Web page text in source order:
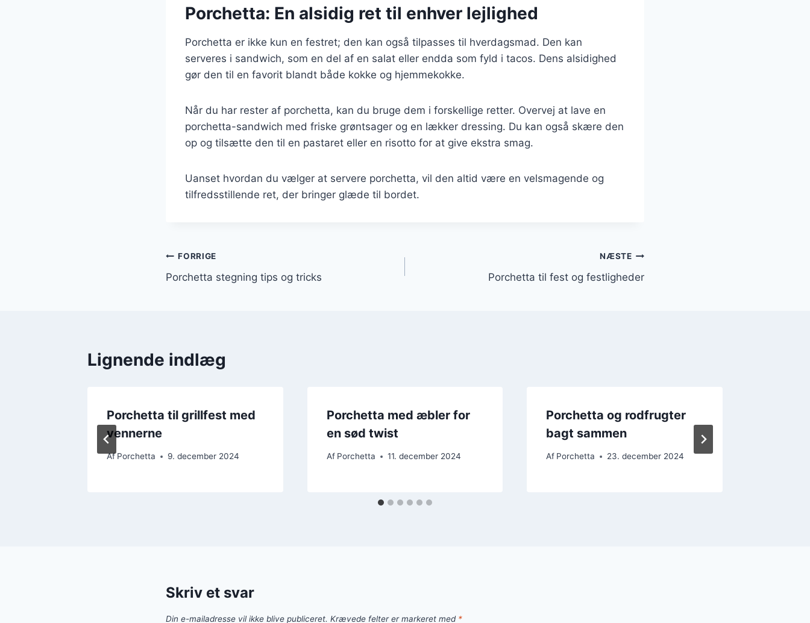
Porchetta: En alsidig ret til enhver lejlighed
Porchetta er ikke kun en festret; den kan også tilpasses til hverdagsmad. Den kan
serveres i sandwich, som en del af en salat eller endda som fyld i tacos. Dens alsidighed
gør den til en favorit blandt både kokke og hjemmekokke.
Når du har rester af porchetta, kan du bruge dem i forskellige retter. Overvej at lave en
porchetta-sandwich med friske grøntsager og en lækker dressing. Du kan også skære den
op og tilsætte den til en pastaret eller en risotto for at give ekstra smag.
Uanset hvordan du vælger at servere porchetta, vil den altid være en velsmagende og
tilfredsstillende ret, der bringer glæde til bordet.
Indlægsnavigation
FORRIGE
Porchetta stegning tips og tricks
NÆSTE
Porchetta til fest og festligheder
Lignende indlæg
Porchetta til grillfest med
vennerne
Af Porchetta 9. december 2024
Porchetta med æbler for
en sød twist
Af Porchetta 11. december 2024
Porchetta og rodfrugter
bagt sammen
Af Porchetta 23. december 2024
Skriv et svar
Din e-mailadresse vil ikke blive publiceret. Krævede felter er markeret med *